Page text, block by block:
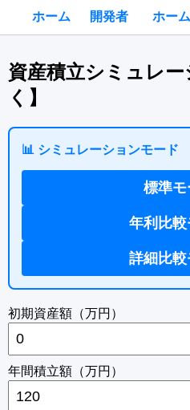
ホーム 開発者 ホー
資産積立シミュレ
く】
📊 シミュレーションモード
標準モ
年利比較
詳細比較
初期資産額（万円）
年間積立額（万円）